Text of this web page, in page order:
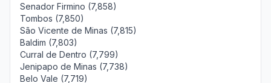
Senador Firmino (7,858)
Tombos (7,850)
São Vicente de Minas (7,815)
Baldim (7,803)
Curral de Dentro (7,799)
Jenipapo de Minas (7,738)
Belo Vale (7,719)